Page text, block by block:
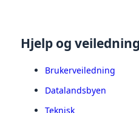
Hjelp og
Brukerveiledning
Datalandsbyen
Teknisk